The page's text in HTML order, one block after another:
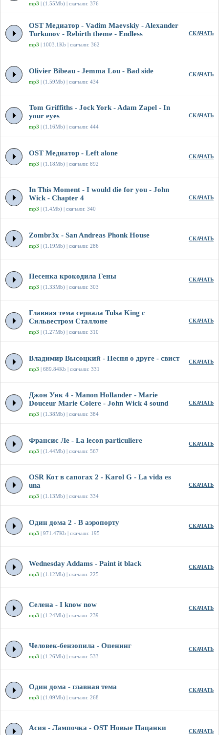
mp3 | (1.55Mb) | скачали: 376
OST Медиатор - Vadim Maevskiy - Alexander
Turkunov - Rebirth theme - Endless
mp3 | 1003.1Kb | скачали: 362
СКАЧАТЬ
Olivier Bibeau - Jemma Lou - Bad side
mp3 | (1.59Mb) | скачали: 434
СКАЧАТЬ
Tom Griffiths - Jock York - Adam Zapel - In
your eyes
mp3 | (1.16Mb) | скачали: 444
СКАЧАТЬ
OST Медиатор - Left alone
mp3 | (1.18Mb) | скачали: 892
СКАЧАТЬ
In This Moment - I would die for you - John
Wick - Chapter 4
mp3 | (1.4Mb) | скачали: 340
СКАЧАТЬ
Zombr3x - San Andreas Phonk House
mp3 | (1.19Mb) | скачали: 286
СКАЧАТЬ
Песенка крокодила Гены
mp3 | (1.33Mb) | скачали: 303
СКАЧАТЬ
Главная тема сериала Tulsa King с
Сильвестром Сталлоне
mp3 | (1.27Mb) | скачали: 310
СКАЧАТЬ
Владимир Высоцкий - Песня о друге - свист
mp3 | 689.84Kb | скачали: 331
СКАЧАТЬ
Джон Уик 4 - Manon Hollander - Marie
Douceur Marie Colere - John Wick 4 sound
mp3 | (1.38Mb) | скачали: 384
СКАЧАТЬ
Франсис Ле - La lecon particuliere
mp3 | (1.44Mb) | скачали: 567
СКАЧАТЬ
OSR Кот в сапогах 2 - Karol G - La vida es
una
mp3 | (1.13Mb) | скачали: 334
СКАЧАТЬ
Один дома 2 - В аэропорту
mp3 | 971.47Kb | скачали: 195
СКАЧАТЬ
Wednesday Addams - Paint it black
mp3 | (1.12Mb) | скачали: 225
СКАЧАТЬ
Селена - I know now
mp3 | (1.24Mb) | скачали: 239
СКАЧАТЬ
Человек-бензопила - Опенинг
mp3 | (1.26Mb) | скачали: 533
СКАЧАТЬ
Один дома - главная тема
mp3 | (1.09Mb) | скачали: 268
СКАЧАТЬ
Асия - Лампочка - OST Новые Пацанки СКАЧАТЬ